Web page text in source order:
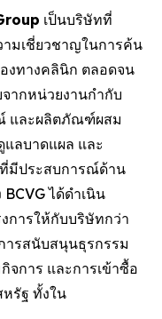
เป็นบริษัทที่
มเชี่ยวชาญในการค้น
งทางคลินิก ตลอดจน
ากหน่วยงานกำกับ
และผลิตภัณฑ์ผสม
ลบาดแผล และ
มีประสบการณ์ด้าน
ได้ดำเนิน
การให้กับบริษัทกว่า
ารสนับสนุนธุรกรรม
การ และการเข้าซื้อ
รัฐ ทั้งใน